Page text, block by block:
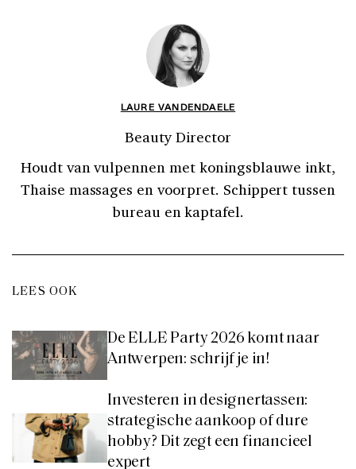
LAURE VANDENDAELE
Beauty Director
Houdt van vulpennen met koningsblauwe inkt,
Thaise massages en voorpret. Schippert tussen
bureau en kaptafel.
LEES OOK
De ELLE Party 2026 komt naar
Antwerpen: schrijf je in!
Investeren in designertassen:
strategische aankoop of dure
hobby? Dit zegt een financieel
expert